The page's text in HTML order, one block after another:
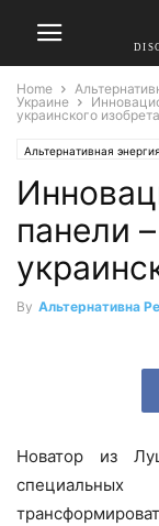
Home
Украине
украинского
Альтернативная энергия
панели
By Альтернативна
Новатор из